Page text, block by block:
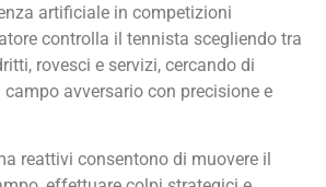
artificiale in competizioni
controlla il tennista scegliendo tra
rovesci e servizi, cercando di
avversario con precisione e
reattivi consentono di muovere il